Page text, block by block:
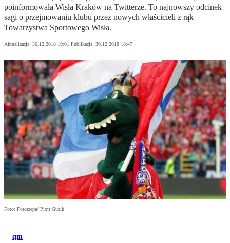
poinformowała Wisła Kraków na Twitterze. To najnowszy odcinek
sagi o przejmowaniu klubu przez nowych właścicieli z rąk
Towarzystwa Sportowego Wisła.
Aktualizacja: 30.12.2018 19:01 Publikacja: 30.12.2018 18:47
Foto: Fotorzepa/ Piotr Guzik
qm